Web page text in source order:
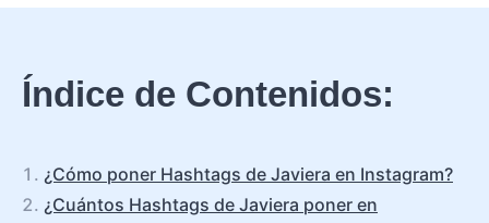
Índice de Contenidos:
¿Cómo poner Hashtags de Javiera en Instagram?
¿Cuántos Hashtags de Javiera poner en